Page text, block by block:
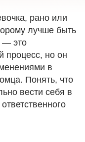
рано или
лучше быть
— это
процесс, но он
в
Понять, что
вести себя в